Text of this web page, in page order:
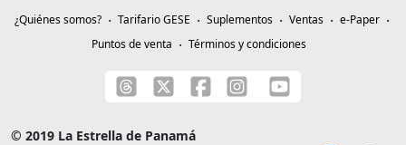
¿Quiénes somos? Tarifario GESE Suplementos Ventas
e-Paper
Puntos de venta
Términos y condiciones
© 2019 La Estrella de Panamá